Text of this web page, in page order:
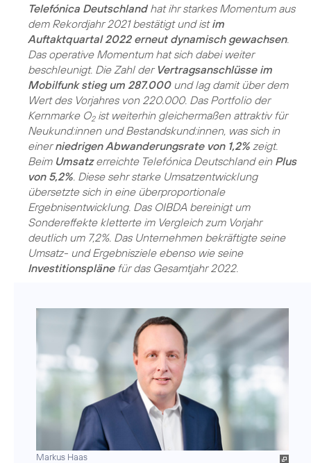
Telefónica Deutschlandhat ihr starkes Momentum aus
dem Rekordjahr 2021 bestätigt und istim
Auftaktquartal 2022 erneut dynamisch gewachsen.
Das operative Momentum hat sich dabei weiter
beschleunigt. Die Zahl der Vertragsanschlüsse im
Mobilfunk stieg um 287.000und lag damit über dem
Wert des Vorjahres von 220.000. Das Portfolio der
Kernmarke O2ist weiterhin gleichermaßen attraktiv für
Neukund:innen und Bestandskund:innen, was sich in
einerniedrigen Abwanderungsrate von 1,2% zeigt.
Beim Umsatzerreichte Telefónica Deutschland ein Plus
von 5,2% . Diese sehr starke Umsatzentwicklung
übersetzte sich in eine überproportionale
Ergebnisentwicklung. Das OIBDA bereinigt um
Sondereffekte kletterte im Vergleich zum Vorjahr
deutlich um 7,2%. Das Unternehmen bekräftigte seine
Umsatz- und Ergebnisziele ebenso wie seine
Investitionsplänefür das Gesamtjahr 2022.
Markus Haas